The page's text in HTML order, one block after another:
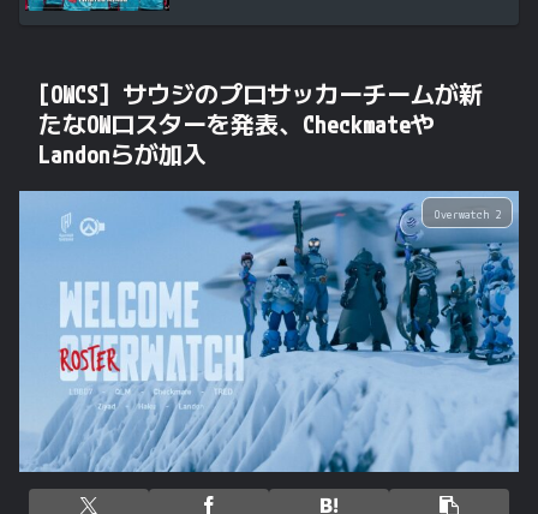
[OWCS] サウジのプロサッカーチームが新
たなOWロスターを発表、Checkmateや
Landonらが加入
Overwatch 2